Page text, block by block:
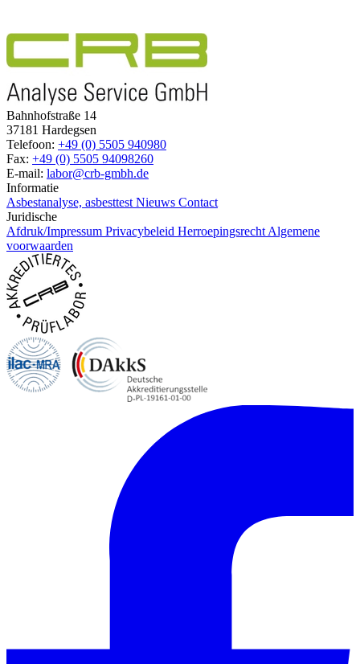
Bahnhofstraße 14
37181 Hardegsen
Telefoon: +49 (0) 5505 940980
Fax: +49 (0) 5505 94098260
E-mail: labor@crb-gmbh.de
Informatie
Asbestanalyse, asbesttestNieuws Contact
Juridische
Afdruk/Impressum Privacybeleid HerroepingsrechtAlgemene
voorwaarden